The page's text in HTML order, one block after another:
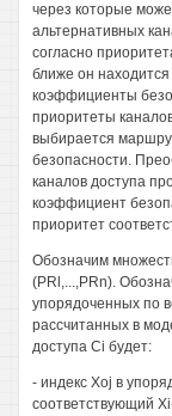
через которые
альтернативных
согласно
ближе он
коэффициенты
приоритеты
выбирается
безопасности.
каналов доступа
коэффициент
приоритет
Обозначим
(PRl,...,PRn).
упорядоченных по
рассчитанных в
доступа Ci будет:
- индекс Xoj в
соответствующий